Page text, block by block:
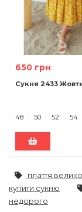
650 грн
Сукня 2433
48 50 52 54
плаття
купити сукню
недорого